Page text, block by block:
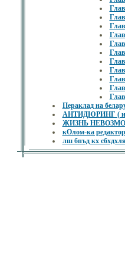
Пераклад на
АНТИДЮРИНГ (
ЖИЗНЬ
кОлом-ка
лш бпъд кх